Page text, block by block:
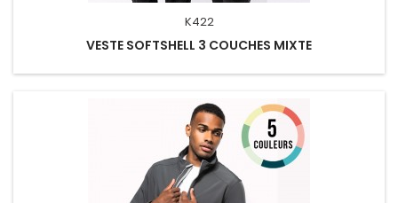
K422
VESTE SOFTSHELL 3 COUCHES MIXTE